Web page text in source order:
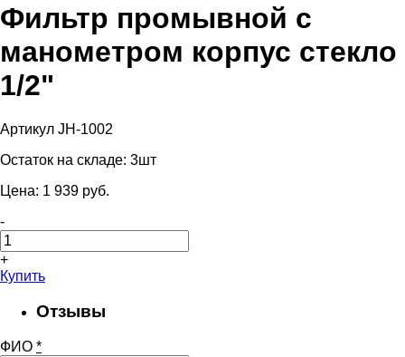
Фильтр промывной с
манометром корпус стекло
1/2"
Артикул JH-1002
Остаток на складе: 3шт
Цена: 1 939 pуб.
-
+
Купить
Отзывы
ФИО *